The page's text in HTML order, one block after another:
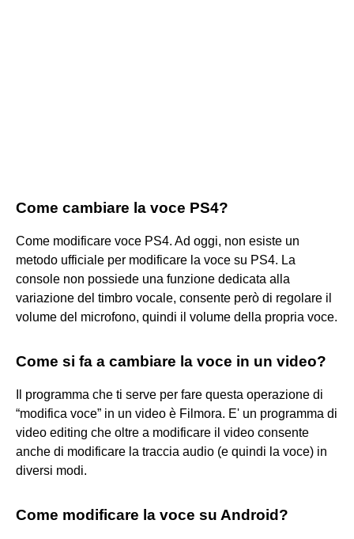
Come cambiare la voce PS4?
Come modificare voce PS4. Ad oggi, non esiste un
metodo ufficiale per modificare la voce su PS4. La
console non possiede una funzione dedicata alla
variazione del timbro vocale, consente però di regolare il
volume del microfono, quindi il volume della propria voce.
Come si fa a cambiare la voce in un video?
Il programma che ti serve per fare questa operazione di
“modifica voce” in un video è Filmora. E' un programma di
video editing che oltre a modificare il video consente
anche di modificare la traccia audio (e quindi la voce) in
diversi modi.
Come modificare la voce su Android?